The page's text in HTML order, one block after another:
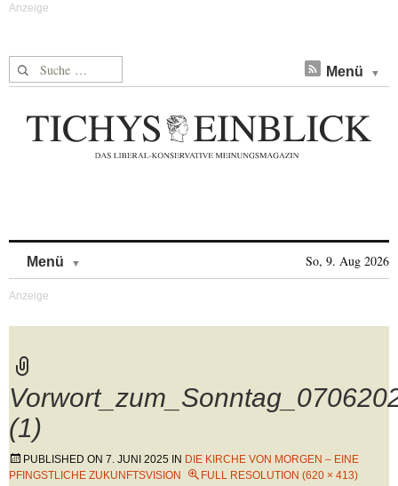
Suche nach: Menü
Menü So, 9. Aug 2026
(1)
PUBLISHED ON 7. JUNI 2025 IN DIE KIRCHE VON MORGEN – EINE
PFINGSTLICHE ZUKUNFTSVISION
FULL RESOLUTION (620 × 413)